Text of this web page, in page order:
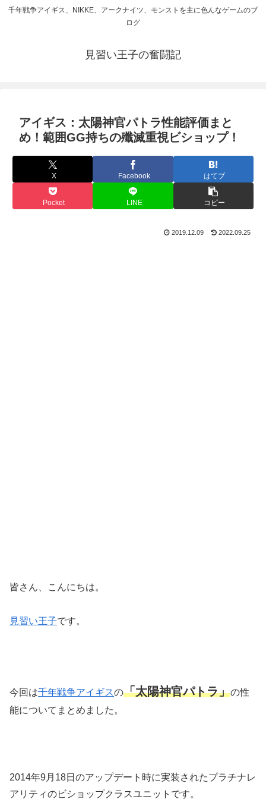
千年戦争アイギス、NIKKE、アークナイツ、モンストを主に色んなゲームのブ
ログ
見習い王子の奮闘記
アイギス：太陽神官パトラ性能評価まと
め！範囲GG持ちの殲滅重視ビショップ！
X Facebook はてブ
Pocket LINE コピー
2019.12.09 2022.09.25
皆さん、こんにちは。
見習い王子です。
今回は千年戦争アイギスの「太陽神官パトラ」の性
能についてまとめました。
2014年9月18日のアップデート時に実装されたプラチナレ
アリティのビショップクラスユニットです。